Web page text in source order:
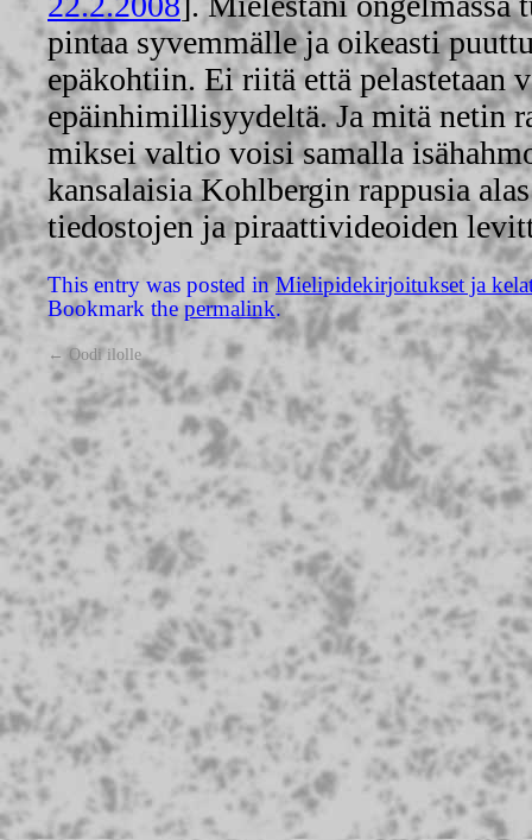
pintaa syvemmälle ja oikeasti
epäkohtiin. Ei riitä että pelastetaan
epäinhimillisyydeltä. Ja mitä netin
miksei valtio voisi samalla
kansalaisia Kohlbergin rappusia
tiedostojen ja piraattivideoiden
This entry was posted inMielipidekirjoitukset ja
Bookmark the permalink.
← Oodi ilolle